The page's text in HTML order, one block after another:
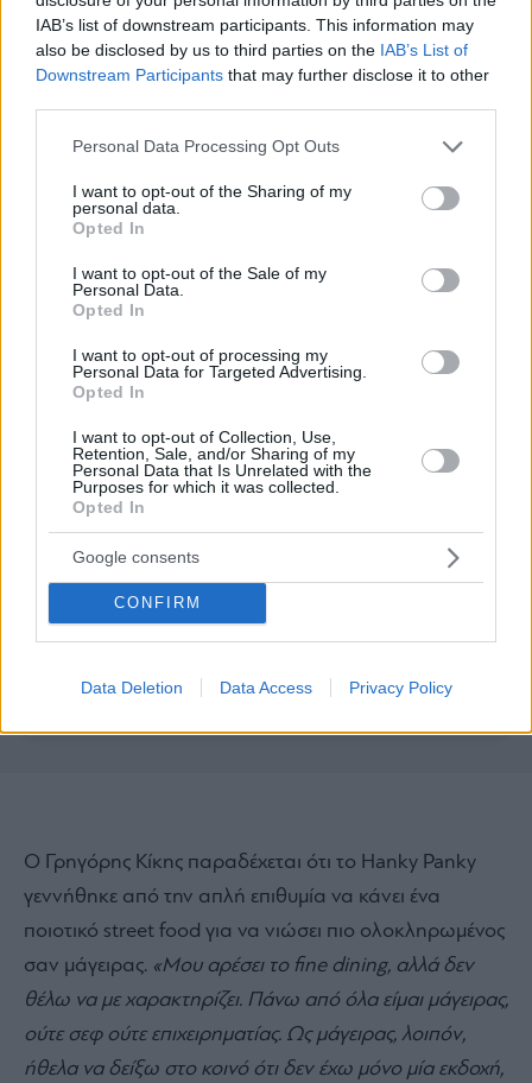
IAB’s list of downstream participants. This information may
also be disclosed by us to third parties on the IAB’s List of
Downstream Participants that may further disclose it to other
Please note that this website/app uses one or more Google
not limited to your visit or usage behaviour. You may click to
grant or deny consent to Google and its third-party tags to
use your data for below specified purposes in below Google
consent section.
Personal Data Processing Opt Outs
I want to opt-out of the Sharing of my
personal data.
Opted In
I want to opt-out of the Sale of my
Personal Data.
Opted In
I want to opt-out of processing my
Personal Data for Targeted Advertising.
Opted In
I want to opt-out of Collection, Use,
Retention, Sale, and/or Sharing of my
Personal Data that Is Unrelated with the
Purposes for which it was collected.
Opted In
Google consents
CONFIRM
Data Deletion Data Access Privacy Policy
Ο Γρηγόρης Κίκης παραδέχεται ότι το Hanky Panky
γεννήθηκε από την απλή επιθυμία να κάνει ένα
ποιοτικό street food για να νιώσει πιο ολοκληρωμένος
σαν μάγειρας. «Μου αρέσει το fine dining, αλλά δεν
θέλω να με χαρακτηρίζει. Πάνω από όλα είμαι μάγειρας,
ούτε σεφ ούτε επιχειρηματίας. Ως μάγειρας, λοιπόν,
ήθελα να δείξω στο κοινό ότι δεν έχω μόνο μία εκδοχή,